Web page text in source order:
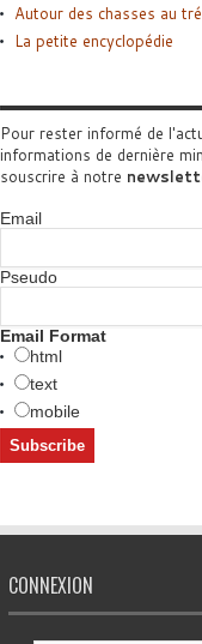
Autour des chasses au
La petite encyclopédie
Pour rester informé de
informations de dernière
souscrire à notre
Email
Pseudo
Email Format
html
text
mobile
CONNEXION